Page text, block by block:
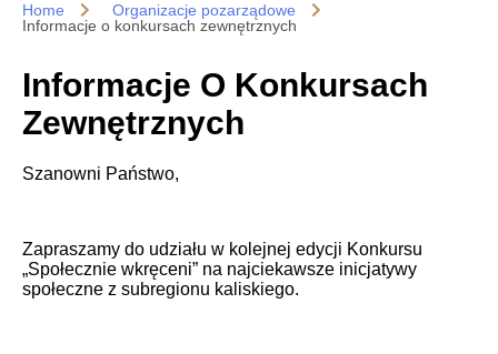
Home
Organizacje pozarządowe
Informacje o konkursach zewnętrznych
Informacje O Konkursach
Zewnętrznych
Szanowni Państwo,
Zapraszamy do udziału w kolejnej edycji Konkursu
„Społecznie wkręceni” na najciekawsze inicjatywy
społeczne z subregionu kaliskiego.